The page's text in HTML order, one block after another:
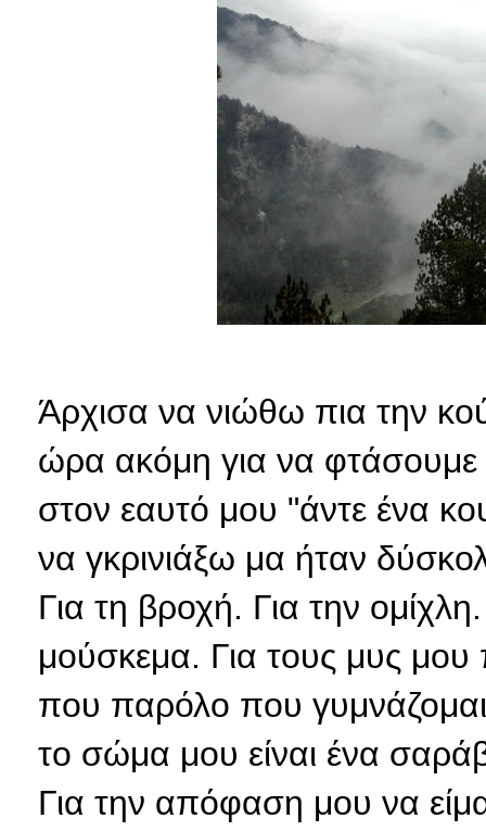
Άρχισα να νιώθω πια την
ώρα ακόμη για να
στον εαυτό μου "άντε ένα
να γκρινιάξω μα ήταν
Για τη βροχή. Για την
μούσκεμα. Για τους μυς
που παρόλο που γυμνάζομαι
το σώμα μου είναι ένα
Για την απόφαση μου να